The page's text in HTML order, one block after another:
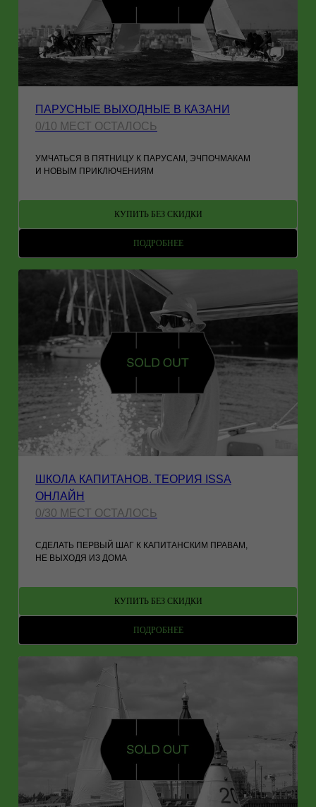
ПАРУСНЫЕ ВЫХОДНЫЕ В КАЗАНИ
0/10 МЕСТ ОСТАЛОСЬ
УМЧАТЬСЯ В ПЯТНИЦУ К ПАРУСАМ, ЭЧПОЧМАКАМ
И НОВЫМ ПРИКЛЮЧЕНИЯМ
КУПИТЬ БЕЗ СКИДКИ
ПОДРОБНЕЕ
ШКОЛА КАПИТАНОВ. ТЕОРИЯ ISSA
ОНЛАЙН
0/30 МЕСТ ОСТАЛОСЬ
СДЕЛАТЬ ПЕРВЫЙ ШАГ К КАПИТАНСКИМ ПРАВАМ,
НЕ ВЫХОДЯ ИЗ ДОМА
КУПИТЬ БЕЗ СКИДКИ
ПОДРОБНЕЕ